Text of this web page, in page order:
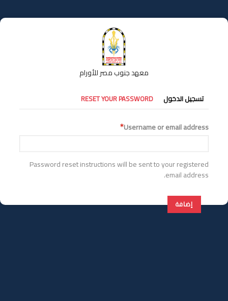
إلى
المحتوى
معهد جنوب مصر للأورام
التبويبات
الأساسية
تسجيل الدخول RESET YOUR PASSWORD
Username or email address
Password reset instructions will be sent to your registered
email address.